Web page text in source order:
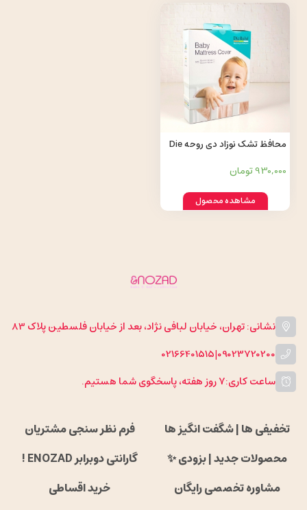
محافظ تشک نوزاد دی روحه Die
930,000 تومان
مشاهده محصول
نشانی: تهران، خیابان لبافی نژاد، بعد از خیابان فلسطین پلاک 83
09023720200
|
02166401515
ساعت کاری:۷ روز هفته، پاسخگوی شما هستیم.
تخفیفی ها | شگفت انگیز ها
فرم نظر سنجی مشتریان
محصولات جدید | بزودی ✨
گارانتی دوبرابر ENOZAD !
مشاوره تخصصی رایگان
خرید اقساطی